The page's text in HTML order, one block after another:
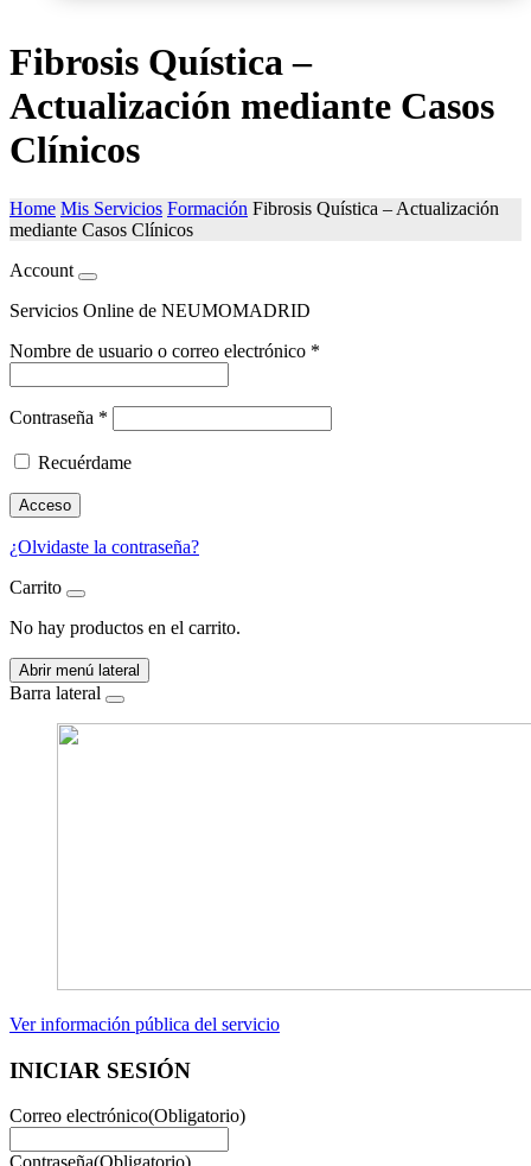
Fibrosis Quística –
Actualización mediante Casos
Clínicos
Home Mis Servicios Formación Fibrosis Quística – Actualización
mediante Casos Clínicos
Account
Servicios Online de NEUMOMADRID
Nombre de usuario o correo electrónico *
Contraseña *
Recuérdame
Acceso
¿Olvidaste la contraseña?
Carrito
No hay productos en el carrito.
Abrir menú lateral
Barra lateral
Ver información pública del servicio
INICIAR SESIÓN
Correo electrónico(Obligatorio)